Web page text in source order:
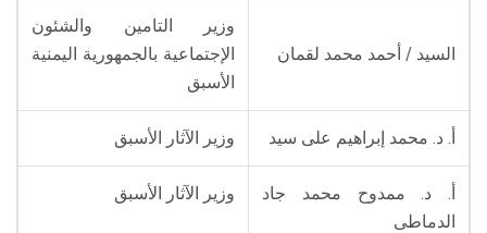
تواصل معنا
الدراسات العليا
السيد / أحمد محمد لقمان
وزير التامين والشئون
الإجتماعية بالجمهورية اليمنية
الأسبق
أ. د. محمد إبراهيم على سيد وزير الآثار الأسبق
أ. د. ممدوح محمد جاد
الدماطى
وزير الآثار الأسبق